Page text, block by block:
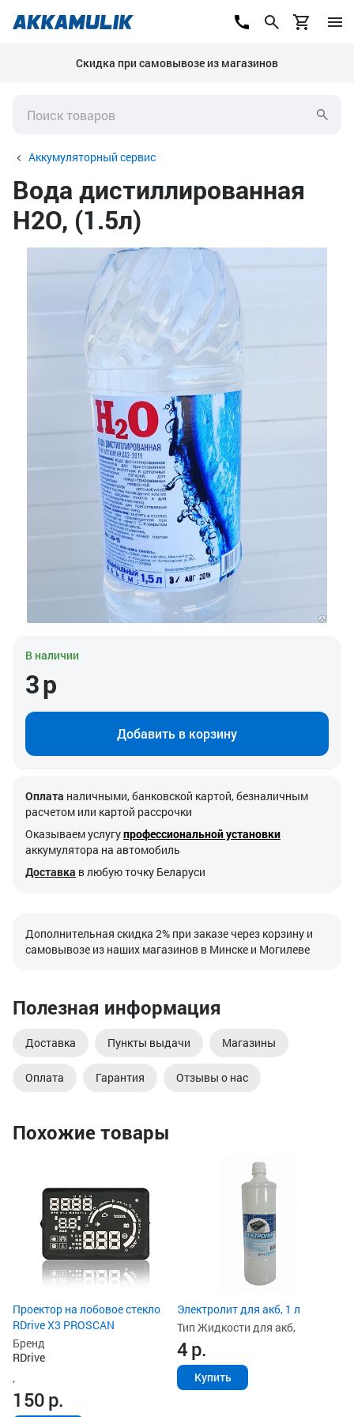
Скидка при самовывозе из магазинов
Аккумуляторный сервис
Вода дистиллированная
H2O, (1.5л)
В наличии
3р
Добавить в корзину
Оплата наличными, банковской картой, безналичным
расчетом или картой рассрочки
Оказываем услугупрофессиональной установки
аккумулятора на автомобиль
Доставка в любую точку Беларуси
Дополнительная скидка 2% при заказе через корзину и
самовывозе из наших магазинов в Минске и Могилеве
Полезная информация
Доставка Пункты выдачи Магазины
Оплата Гарантия Отзывы о нас
Похожие товары
Проектор на лобовое стекло
RDrive X3 PROSCAN
Бренд
RDrive
,
150р.
Электролит для акб, 1 л
Тип Жидкости для акб,
4р.
Купить